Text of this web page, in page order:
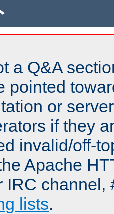
a Q&A
pointed
or
if they
invalid/off-
Apache
IRC channel,
lists.